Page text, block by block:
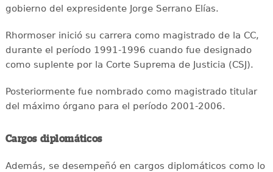
gobierno del expresidente Jorge Serrano Elías.
Rhormoser inició su carrera como magistrado de la CC,
durante el período 1991-1996 cuando fue designado
como suplente por la Corte Suprema de Justicia (CSJ).
Posteriormente fue nombrado como magistrado titular
del máximo órgano para el período 2001-2006.
Cargos diplomáticos
Además, se desempeñó en cargos diplomáticos como lo